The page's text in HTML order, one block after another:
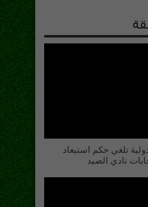
تلغي حكم استبعاد
نادي الصيد